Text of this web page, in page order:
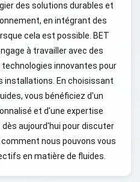
des solutions durables et
en intégrant des
cela est possible. BET
à travailler avec des
innovantes pour
installations. En choisissant
vous bénéficiez d'un
et d'une expertise
aujourd'hui pour discuter
nous pouvons vous
en matière de fluides.